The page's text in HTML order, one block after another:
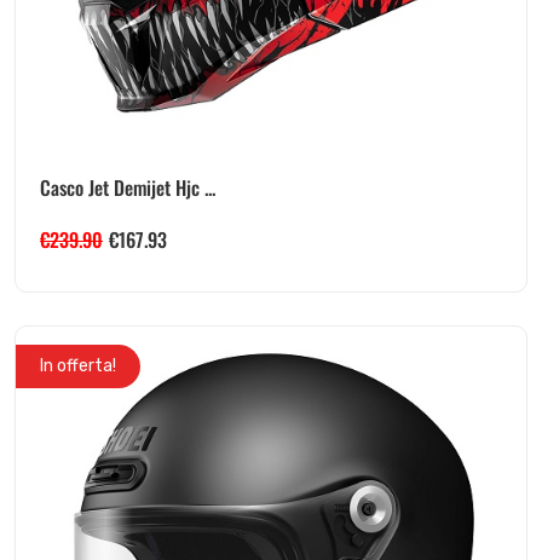
Casco Jet Demijet Hjc ...
€239.90 €167.93
In offerta!